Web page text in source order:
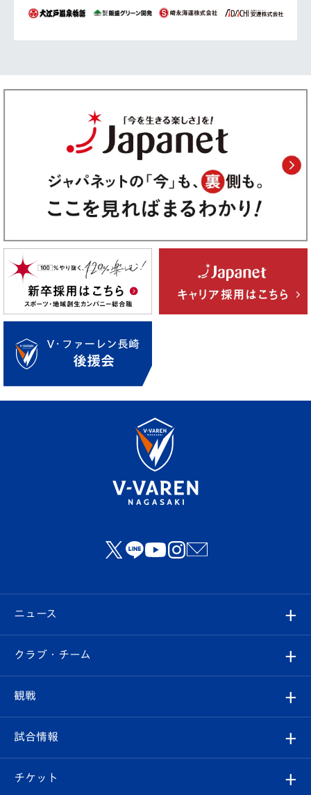
ニュース
すべて
クラブ
試合情報
クラブ・チーム
クラブ概要
観戦
観戦ルール
試合情報
試合日程/結果
チケット